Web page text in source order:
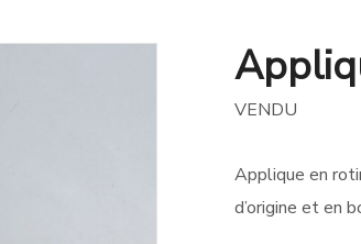
VENDU
Applique en
d’origine et en